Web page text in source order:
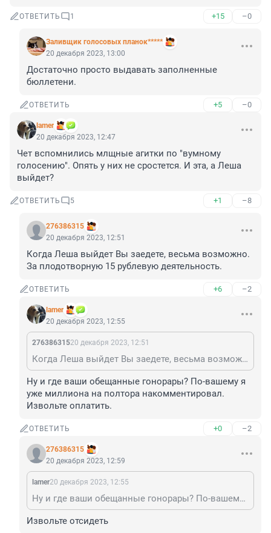
ОТВЕТИТЬ 1 +15 –0
Заливщик голосовых планок*****
20 декабря 2023, 13:00
Достаточно просто выдавать заполненные
бюллетени.
ОТВЕТИТЬ +5 –0
lamer
20 декабря 2023, 12:47
Чет вспомнились млщные агитки по "вумному
голосению". Опять у них не сростется. И эта, а Леша
выйдет?
ОТВЕТИТЬ 5 +1 –8
276386315
20 декабря 2023, 12:51
Когда Леша выйдет Вы заедете, весьма возможно.
За плодотворную 15 рублевую деятельность.
ОТВЕТИТЬ +6 –2
lamer
20 декабря 2023, 12:55
27638631520 декабря 2023, 12:51
Когда Леша выйдет Вы заедете, весьма возможно. За плодотворную 15 рублевую деятельность.
Ну и где ваши обещанные гонорары? По-вашему я
уже миллиона на полтора накомментировал.
Извольте оплатить.
ОТВЕТИТЬ +0 –2
276386315
20 декабря 2023, 12:59
lamer20 декабря 2023, 12:55
Ну и где ваши обещанные гонорары? По-вашему я уже миллиона на полтора накомментировал. Извольте оплатить.
Извольте отсидеть